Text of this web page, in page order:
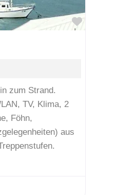
Favorit
zum Strand.
TV, Klima, 2
Föhn,
aus